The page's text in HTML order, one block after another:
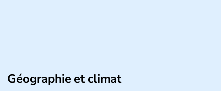
Géographie et climat